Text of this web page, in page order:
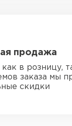
продажа
в розницу,
заказа мы
скидки